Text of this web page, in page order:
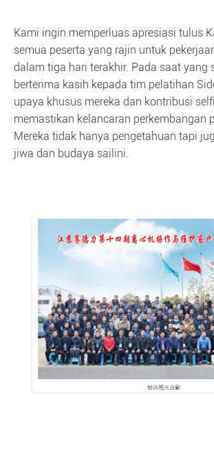
Kami ingin memperluas apresiasi tulus
semua peserta yang rajin untuk
dalam tiga hari terakhir. Pada saat yang
berterima kasih kepada tim pelatihan
upaya khusus mereka dan kontribusi
memastikan kelancaran perkembangan
Mereka tidak hanya pengetahuan tapi
jiwa dan budaya sailini.